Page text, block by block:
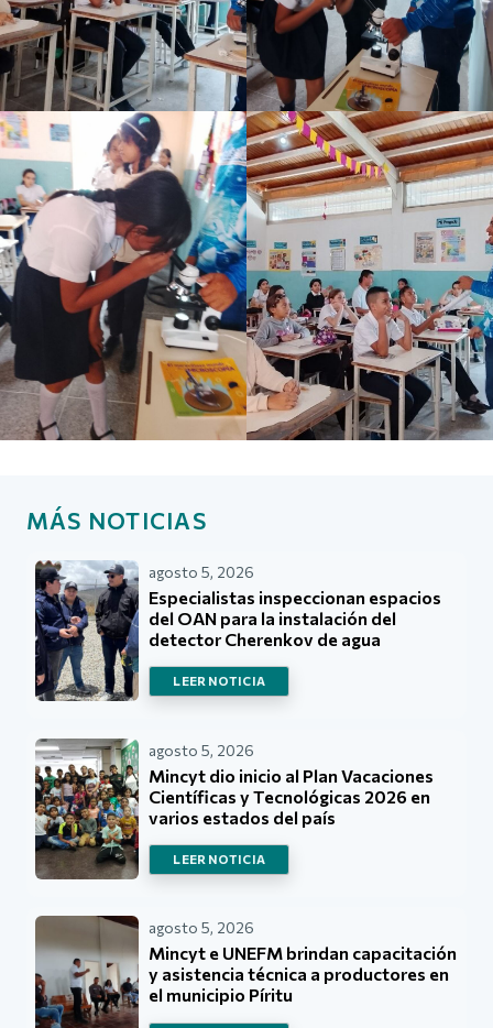
MÁS NOTICIAS
agosto 5, 2026
Especialistas inspeccionan espacios
del OAN para la instalación del
detector Cherenkov de agua
LEER NOTICIA
agosto 5, 2026
Mincyt dio inicio al Plan Vacaciones
Científicas y Tecnológicas 2026 en
varios estados del país
LEER NOTICIA
agosto 5, 2026
Mincyt e UNEFM brindan capacitación
y asistencia técnica a productores en
el municipio Píritu